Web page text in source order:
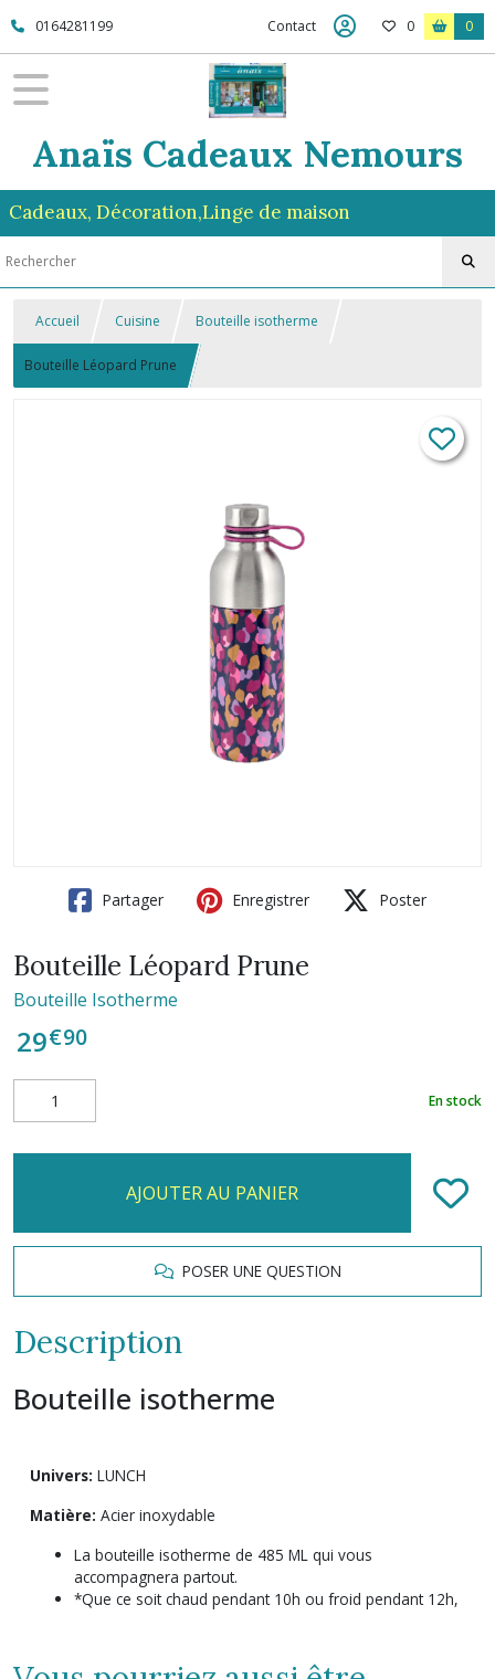
0164281199 Contact 0 0
Anaïs Cadeaux Nemours
Cadeaux, Décoration,Linge de maison
Accueil Cuisine Bouteille isotherme
Bouteille Léopard Prune
Partager Enregistrer Poster
Bouteille Léopard Prune
Bouteille Isotherme
29€90
En stock
AJOUTER AU PANIER
POSER UNE QUESTION
Description
Bouteille isotherme
Univers: LUNCH
Matière: Acier inoxydable
La bouteille isotherme de 485 ML qui vous
accompagnera partout.
*Que ce soit chaud pendant 10h ou froid pendant 12h,